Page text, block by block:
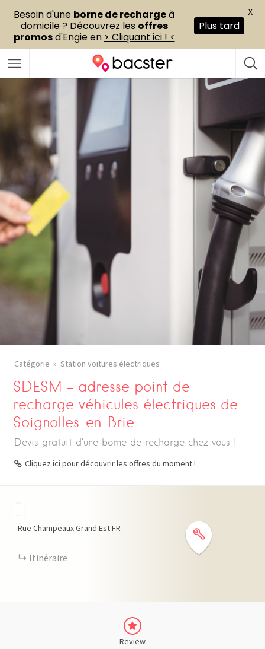
Catégorie Station voitures électriques
SDESM – adresse point de
recharge véhicules électriques de
Soignolles-en-Brie
Devis gratuit d’une borne de recharge chez vous !
Cliquez ici pour découvrir les offres du moment !
Rue ChampeauxGrand EstFR
Itinéraire
Review
Besoin d'une borne de rechargeà
domicile ? Découvrez les offres
promosd'Engie en > Cliquant ici ! <
Plus tard
X